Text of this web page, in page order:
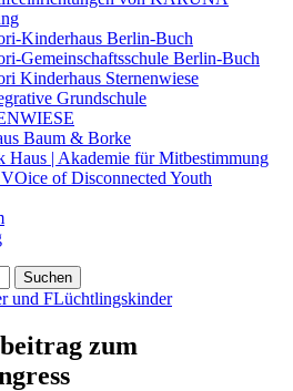
Kinderhaus Berlin-Buch
Gemeinschaftsschule Berlin-Buch
Kinderhaus Sternenwiese
Grundschule
Baum & Borke
Haus | Akademie für Mitbestimmung
of Disconnected Youth
und FLüchtlingskinder
zum